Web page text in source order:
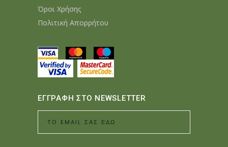
Όροι Χρήσης
Πολιτική Απορρήτου
ΕΓΓΡΑΦΗ ΣΤΟ NEWSLETTER